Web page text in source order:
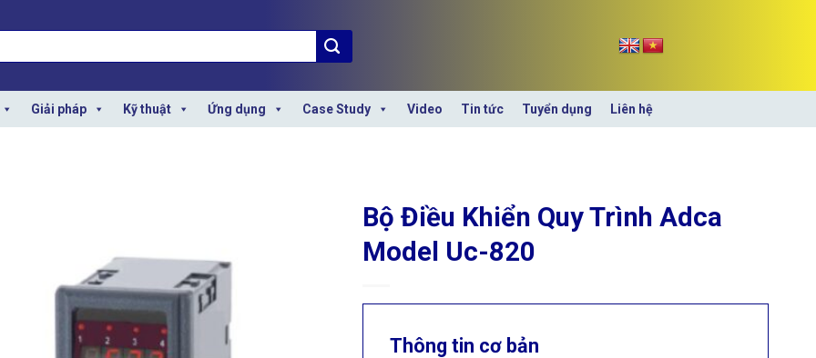
Giải pháp Kỹ thuật Ứng dụng Case Study Video Tin tức Tuyển dụng Liên hệ
Bộ Điều Khiển Quy Trình Adca
Model Uc-820
Thông tin cơ bản